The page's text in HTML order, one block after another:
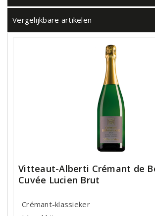
Vergelijkbare artikelen
Vitteaut-Alberti Crémant de
Cuvée Lucien Brut
Crémant-klassieker